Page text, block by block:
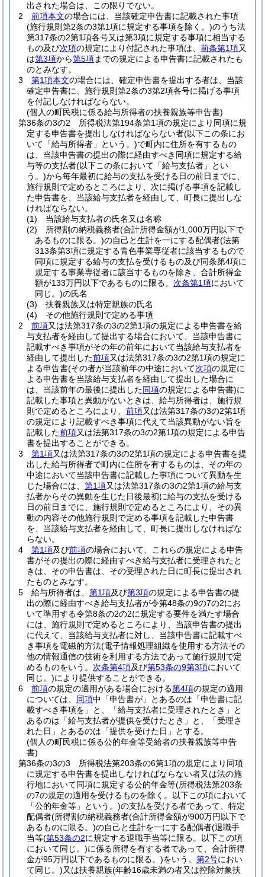
出された場合は、この限りでない。
2
前項本文の場合には、当該確定申告書に記載された事項
(施行規則第2条の3第1項に規定する事項を除く。)のうち法
第317条の2第1項各号又は第3項に規定する事項に相当する
もの及び次項の規定により付記された事項は、 前条第1項又
は第3項から第5項までの規定による申告書に記載されたも
のとみなす。
3
第1項本文の場合には、確定申告書を提出する者は、当該
確定申告書に、施行規則第2条の3第2項各号に掲げる事項
を付記しなければならない。
(個人の町民税に係る給与所得者の扶養親族等申告書)
第36条の3の2
所得税法第194条第1項の規定により同項に規
定する申告書を提出しなければならない者(以下この条にお
いて「給与所得者」という。)で町内に住所を有するもの
は、当該申告書の提出の際に経由すべき同項に規定する給
与等の支払者(以下この条において「給与支払者」とい
う。)から毎年最初に給与の支払を受ける日の前日までに、
施行規則で定めるところにより、次に掲げる事項を記載し
た申告書を、当該給与支払者を経由して、町長に提出しな
ければならない。
(1)
当該給与支払者の氏名又は名称
(2)
所得割の納税義務者(合計所得金額が1,000万円以下で
あるものに限る。)の自己と生計を一にする配偶者(法第
313条第3項に規定する青色事業専従者に該当するもので
同項に規定する給与の支払を受けるもの及び同条第4項に
規定する事業専従者に該当するものを除き、合計所得金
額が133万円以下であるものに限る。 次条第1項において
同じ。)の氏名
(3)
扶養親族又は特定親族の氏名
(4)
その他施行規則で定める事項
2
前項又は法第317条の3の2第1項の規定による申告書を給
与支払者を経由して提出する場合において、当該申告書に
記載すべき事項がその年の前年において当該給与支払者を
経由して提出した前項又は法第317条の3の2第1項の規定に
よる申告書(その者が当該前年の中途において次項の規定に
よる申告書を当該給与支払者を経由して提出した場合に
は、当該前年の最後に提出した同項の規定による申告書)に
記載した事項と異動がないときは、給与所得者は、施行規
則で定めるところにより、 前項又は法第317条の3の2第1項
の規定により記載すべき事項に代えて当該異動がない旨を
記載した前項又は法第317条の3の2第1項の規定による申告
書を提出することができる。
3
第1項又は法第317条の3の2第1項の規定による申告書を提
出した給与所得者で町内に住所を有するものは、その年の
中途において当該申告書に記載した事項について異動を生
じた場合には、 第1項又は法第317条の3の2第1項の給与支
払者からその異動を生じた日後最初に給与の支払を受ける
日の前日までに、施行規則で定めるところにより、その異
動の内容その他施行規則で定める事項を記載した申告書
を、当該給与支払者を経由して、町長に提出しなければな
らない。
4
第1項及び前項の場合において、これらの規定による申告
書がその提出の際に経由すべき給与支払者に受理されたと
きは、その申告書は、その受理された日に町長に提出され
たものとみなす。
5
給与所得者は、 第1項及び第3項の規定による申告書の提
出の際に経由すべき給与支払者が令第48条の9の7の2にお
いて準用する令第8条の2の2に規定する要件を満たす場合
には、施行規則で定めるところにより、当該申告書の提出
に代えて、当該給与支払者に対し、当該申告書に記載すべ
き事項を電磁的方法(電子情報処理組織を使用する方法その
他の情報通信の技術を利用する方法であって施行規則で定
めるものをいう。 次条第4項及び第53条の9第3項において
同じ。)により提供することができる。
6
前項の規定の適用がある場合における第4項の規定の適用
については、 同項中「申告書が」とあるのは「申告書に記
載すべき事項を」と、「給与支払者に受理されたとき」と
あるのは「給与支払者が提供を受けたとき」と、「受理さ
れた日」とあるのは「提供を受けた日」とする。
(個人の町民税に係る公的年金等受給者の扶養親族等申告
書)
第36条の3の3
所得税法第203条の6第1項の規定により同項
に規定する申告書を提出しなければならない者又は法の施
行地において同項に規定する公的年金等(所得税法第203条
の7の規定の適用を受けるものを除く。以下この項において
「公的年金等」という。)の支払を受ける者であって、特定
配偶者(所得割の納税義務者(合計所得金額が900万円以下で
あるものに限る。)の自己と生計を一にする配偶者(退職手
当等(第53条の2に規定する退職手当等に限る。以下この項
において同じ。)に係る所得を有する者であって、合計所得
金が95万円以下であるものに限る。)をいう。 第2号におい
て同じ。)又は扶養親族(年齢16歳未満の者又は控除対象扶